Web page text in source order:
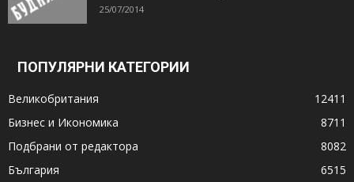
25/07/2014
ПОПУЛЯРНИ КАТЕГОРИИ
Великобритания
12411
Бизнес и Икономика
8711
Подбрани от редактора
8082
България
6515